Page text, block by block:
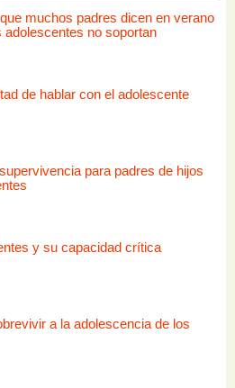
muchos padres dicen en verano
adolescentes no soportan
de hablar con el adolescente
para padres de hijos
y su capacidad crítica
a la adolescencia de los